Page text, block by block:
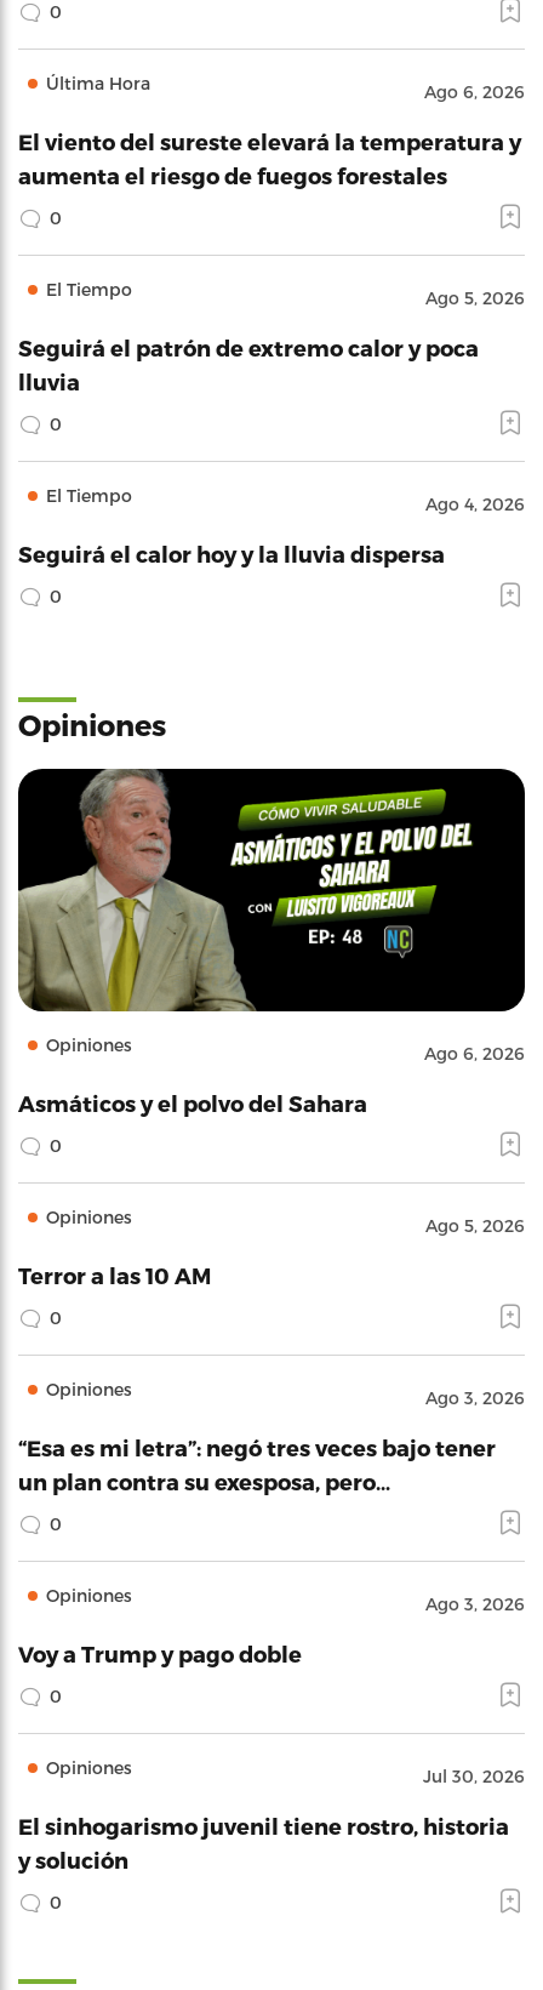
0
Última Hora Ago 6, 2026
El viento del sureste elevará la temperatura y
aumenta el riesgo de fuegos forestales
0
El Tiempo Ago 5, 2026
Seguirá el patrón de extremo calor y poca
lluvia
0
El Tiempo Ago 4, 2026
Seguirá el calor hoy y la lluvia dispersa
0
Opiniones
Opiniones Ago 6, 2026
Asmáticos y el polvo del Sahara
0
Opiniones Ago 5, 2026
Terror a las 10 AM
0
Opiniones Ago 3, 2026
“Esa es mi letra”: negó tres veces bajo tener
un plan contra su exesposa, pero…
0
Opiniones Ago 3, 2026
Voy a Trump y pago doble
0
Opiniones Jul 30, 2026
El sinhogarismo juvenil tiene rostro, historia
y solución
0